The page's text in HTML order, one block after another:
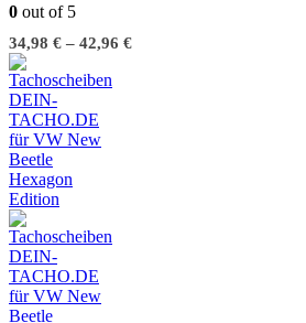
0 out of 5
34,98 € – 42,96 €